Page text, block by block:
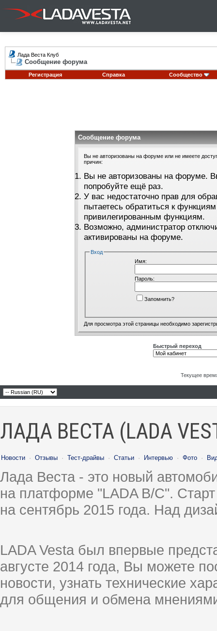
Лада Веста Клуб
Сообщение форума
Регистрация Справка Сообщество
Сообщение форума
Вы не авторизованы на форуме или не имеете
причин:
Вы не авторизованы на форуме.
попробуйте ещё раз.
У вас недостаточно прав для
пытаетесь обратиться к
привилегированным функциям.
Возможно, администратор
активированы на форуме.
Вход
Имя:
Пароль:
Запомнить?
Для просмотра этой страницы необходимо
Быстрый переход
Текущее
ЛАДА ВЕСТА (LADA
Новости · Отзывы · Тест-драйвы · Статьи · Интервью · Фото ·
Лада Веста - это новый
на платформе "LADA B/C".
на сентябрь 2015 года. Над
LADA Vesta был впервые
августе 2014 года, Вы можете
новости, узнать технические
для общения и обмена